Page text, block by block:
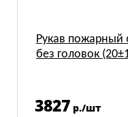
Рукав
без головок
3827 р./шт